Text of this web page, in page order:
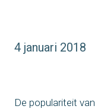
4 januari 2018
De populariteit